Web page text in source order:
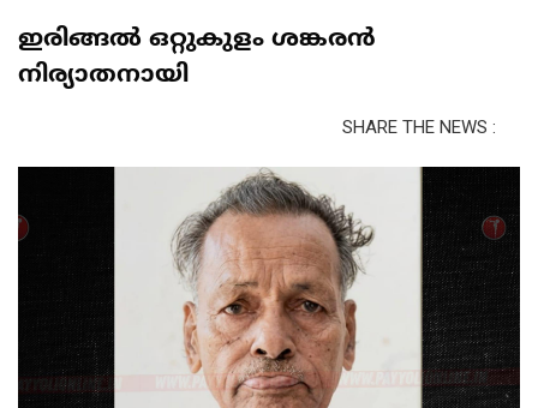
ഇരിങ്ങൽ ഒറ്റുകുളം ശങ്കരൻ
നിര്യാതനായി
SHARE THE NEWS :